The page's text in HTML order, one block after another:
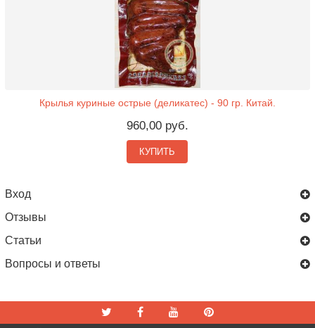
Крылья куриные острые (деликатес) - 90 гр. Китай.
960,00 руб.
КУПИТЬ
Вход
Отзывы
Статьи
Вопросы и ответы